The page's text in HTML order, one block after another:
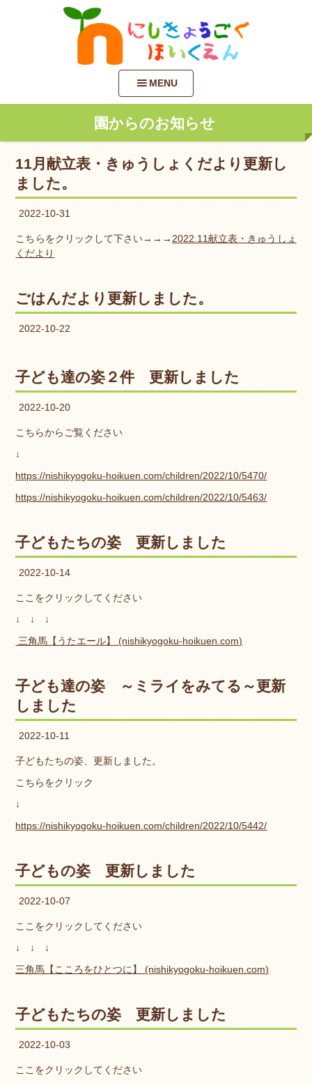
MENU
園からのお知らせ
11月献立表・きゅうしょくだより更新し
ました。
2022-10-31
こちらをクリックして下さい→→→2022.11献立表・きゅうしょ
くだより
ごはんだより更新しました。
2022-10-22
子ども達の姿２件 更新しました
2022-10-20
こちらからご覧ください
↓
https://nishikyogoku-hoikuen.com/children/2022/10/5470/
https://nishikyogoku-hoikuen.com/children/2022/10/5463/
子どもたちの姿 更新しました
2022-10-14
ここをクリックしてください
↓ ↓ ↓
三角馬【うたエール】 (nishikyogoku-hoikuen.com)
子ども達の姿 ～ミライをみてる～更新
しました
2022-10-11
子どもたちの姿、更新しました。
こちらをクリック
↓
https://nishikyogoku-hoikuen.com/children/2022/10/5442/
子どもの姿 更新しました
2022-10-07
ここをクリックしてください
↓ ↓ ↓
三角馬【こころをひとつに】 (nishikyogoku-hoikuen.com)
子どもたちの姿 更新しました
2022-10-03
ここをクリックしてください